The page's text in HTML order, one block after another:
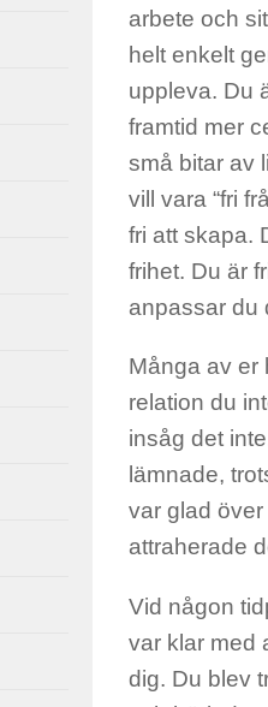
arbete och
helt enkelt
uppleva. Du
framtid mer
små bitar av
vill vara “fri
fri att skapa.
frihet. Du är
anpassar du
Många av er
relation du
insåg det
lämnade,
var glad över
attraherade
Vid någon
var klar med
dig. Du blev